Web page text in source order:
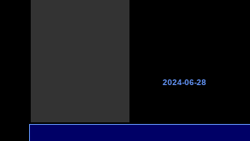
2024-06-28